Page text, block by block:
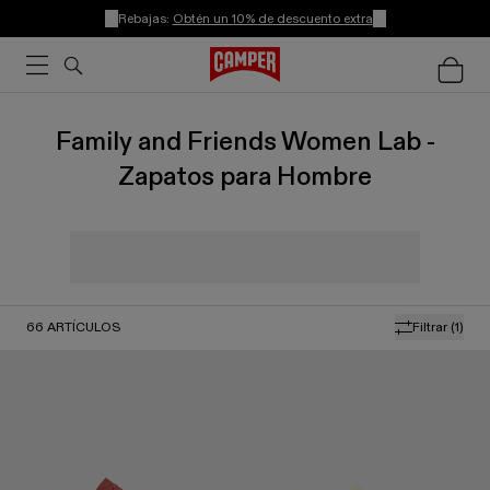
Rebajas: Obtén un 10% de descuento extra
Family and Friends Women Lab -
Zapatos para Hombre
Filtrar (1)
66 ARTÍCULOS